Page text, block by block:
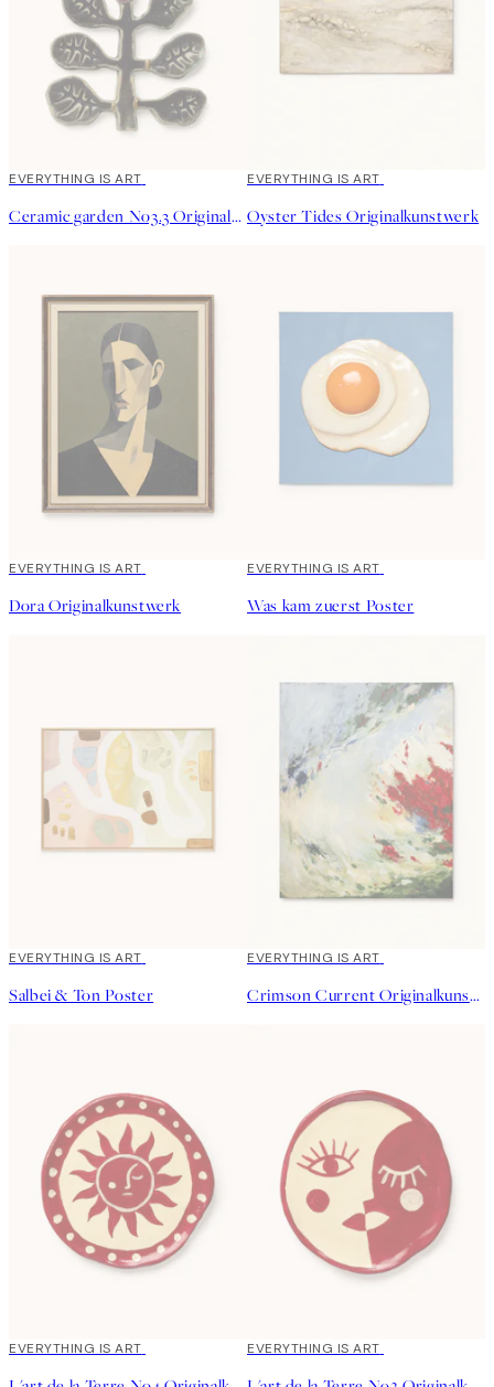
EVERYTHING IS ART
Ceramic garden No3.3 Originalkunstwerk
EVERYTHING IS ART
Oyster Tides Originalkunstwerk
EVERYTHING IS ART
Dora Originalkunstwerk
EVERYTHING IS ART
Was kam zuerst Poster
EVERYTHING IS ART
Salbei & Ton Poster
EVERYTHING IS ART
Crimson Current Originalkunstwerk
EVERYTHING IS ART EVERYTHING IS ART